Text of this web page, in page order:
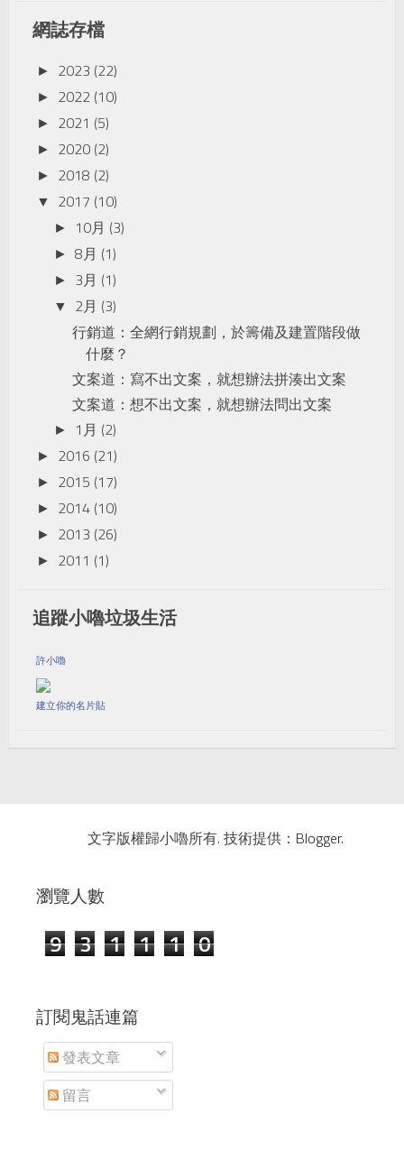
網誌存檔
► 2023 (22)
► 2022 (10)
► 2021 (5)
► 2020 (2)
► 2018 (2)
▼ 2017 (10)
► 10月 (3)
►8月 (1)
► 3月 (1)
▼ 2月 (3)
行銷道：全網行銷規劃，於籌備及建置階段做
什麼？
文案道：寫不出文案，就想辦法拼湊出文案
文案道：想不出文案，就想辦法問出文案
► 1月 (2)
► 2016 (21)
► 2015 (17)
► 2014 (10)
► 2013 (26)
► 2011 (1)
追蹤小嚕垃圾生活
許小嚕
建立你的名片貼
文字版權歸小嚕所有. 技術提供： Blogger.
瀏覽人數
9 3 1 1 1 0
訂閱鬼話連篇
發表文章
留言